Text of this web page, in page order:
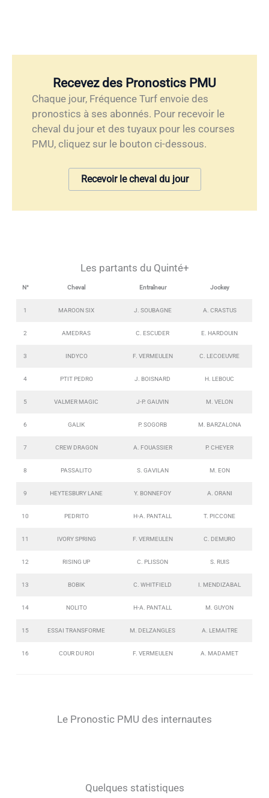
Recevez des Pronostics PMU
Chaque jour, Fréquence Turf envoie des
pronostics à ses abonnés. Pour recevoir le
cheval du jour et des tuyaux pour les courses
PMU, cliquez sur le bouton ci-dessous.
Recevoir le cheval du jour
Les partants du Quinté+
N° Cheval Entraîneur Jockey
1 MAROON SIX J. SOUBAGNE A. CRASTUS
2 AMEDRAS C. ESCUDER E. HARDOUIN
3 INDYCO F. VERMEULEN C. LECOEUVRE
4 PTIT PEDRO J. BOISNARD H. LEBOUC
5 VALMER MAGIC J-P. GAUVIN M. VELON
6 GALIK P. SOGORB M. BARZALONA
7 CREW DRAGON A. FOUASSIER P. CHEYER
8 PASSALITO S. GAVILAN M. EON
9 HEYTESBURY LANE Y. BONNEFOY A. ORANI
10 PEDRITO H-A. PANTALL T. PICCONE
11 IVORY SPRING F. VERMEULEN C. DEMURO
12 RISING UP C. PLISSON S. RUIS
13 BOBIK C. WHITFIELD I. MENDIZABAL
14 NOLITO H-A. PANTALL M. GUYON
15 ESSAI TRANSFORME M. DELZANGLES A. LEMAITRE
16 COUR DU ROI F. VERMEULEN A. MADAMET
Le Pronostic PMU des internautes
Quelques statistiques